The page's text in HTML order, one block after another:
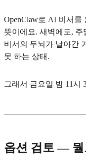
OpenClaw로 AI 비서
뜻이에요. 새벽에도, 주
비서의 두뇌가 날아간
못 하는 상태.
그래서 금요일 밤 11시
옵션 검토 — 뭘